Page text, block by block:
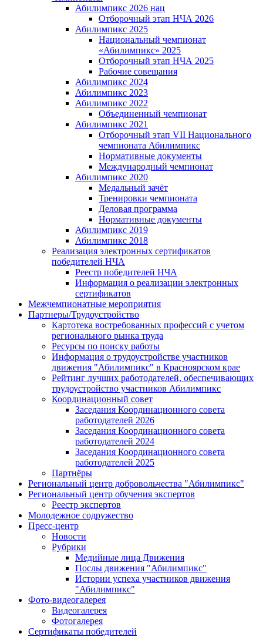
Абилимпикс 2026 нац
Отборочный этап НЧА 2026
Абилимпикс 2025
Национальный чемпионат
«Абилимпикс» 2025
Отборочный этап НЧА 2025
Рабочие совещания
Абилимпикс 2024
Абилимпикс 2023
Абилимпикс 2022
Объединенный чемпионат
Абилимпикс 2021
Отборочный этап VII Национального
чемпионата Абилимпикс
Нормативные документы
Международный чемпионат
Абилимпикс 2020
Медальный зачёт
Тренировки чемпионата
Деловая программа
Нормативные документы
Абилимпикс 2019
Абилимпикс 2018
Реализация электронных сертификатов
победителей НЧА
Реестр победителей НЧА
Информация о реализации электронных
сертификатов
Межчемпионатные мероприятия
Партнеры/Трудоустройство
Картотека востребованных профессий с учетом
регионального рынка труда
Ресурсы по поиску работы
Информация о трудоустройстве участников
движения "Абилимпикс" в Красноярском крае
Рейтинг лучших работодателей, обеспечивающих
трудоустройство участников Абилимпикс
Координационный совет
Заседания Координационного совета
работодателей 2026
Заседания Координационного совета
работодателей 2024
Заседания Координационного совета
работодателей 2025
Партнёры
Региональный центр добровольчества "Абилимпикс"
Региональный центр обучения экспертов
Реестр экспертов
Молодежное содружество
Пресс-центр
Новости
Рубрики
Медийные лица Движения
Послы движения "Абилимпикс"
Истории успеха участников движения
"Абилимпикс"
Фото-видеогалерея
Видеогалерея
Фотогалерея
Сертификаты победителей